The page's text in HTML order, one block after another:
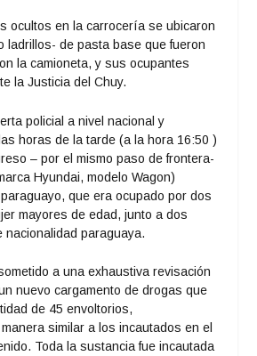
ocultos en la carrocería se ubicaron
ladrillos- de pasta base que fueron
la camioneta, y sus ocupantes
la Justicia del Chuy.
policial a nivel nacional y
horas de la tarde (a la hora 16:50 )
– por el mismo paso de frontera-
Hyundai, modelo Wagon)
que era ocupado por dos
mayores de edad, junto a dos
nacionalidad paraguaya.
a una exhaustiva revisación
nuevo cargamento de drogas que
de 45 envoltorios,
similar a los incautados en el
Toda la sustancia fue incautada